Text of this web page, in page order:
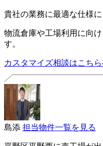
貴社の業務に最適な仕様
物流倉庫や工場利用に向
す。
カスタマイズ相談はこち
島添 担当物件一覧を見る